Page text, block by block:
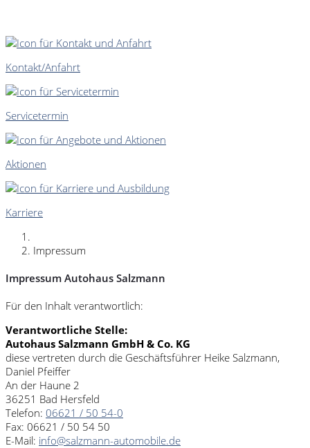
Kontakt/Anfahrt
Servicetermin
Aktionen
Karriere
Impressum
Impressum Autohaus Salzmann
Für den Inhalt verantwortlich:
Verantwortliche Stelle:
Autohaus Salzmann GmbH & Co. KG
diese vertreten durch die Geschäftsführer Heike Salzmann,
Daniel Pfeiffer
An der Haune 2
36251 Bad Hersfeld
Telefon: 06621 / 50 54-0
Fax: 06621 / 50 54 50
E-Mail: info@salzmann-automobile.de